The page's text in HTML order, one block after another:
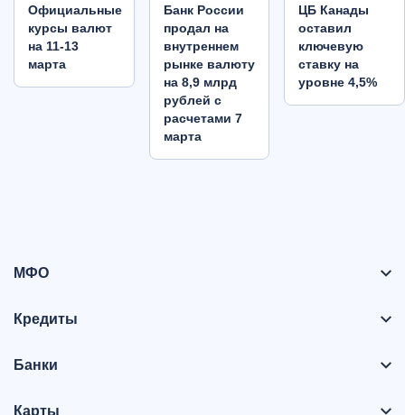
Oфициальные
курсы валют
на 11-13
марта
Банк России
продал на
внутреннем
рынке валюту
на 8,9 млрд
рублей с
расчетами 7
марта
ЦБ Канады
оставил
ключевую
ставку на
уровне 4,5%
МФО
Кредиты
Банки
Карты